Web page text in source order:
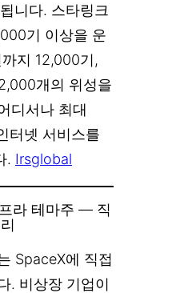
니다. 스타링크
기 이상을 운
지 12,000기,
개의 위성을
디서나 최대
터넷 서비스를
. Irsglobal
라 테마주 — 직
SpaceX에 직접
. 비상장 기업이